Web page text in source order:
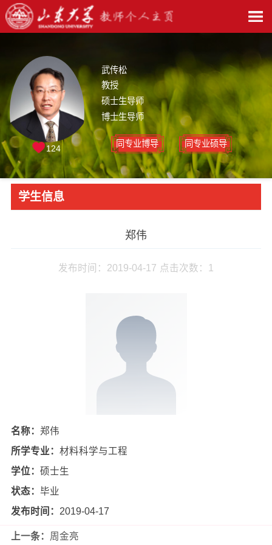
武传松
教授
硕士生导师
博士生导师
同专业博导 同专业硕导
124
学生信息
郑伟
发布时间：2019-04-17 点击次数： 1
名称： 郑伟
所学专业： 材料科学与工程
学位： 硕士生
状态： 毕业
发布时间： 2019-04-17
上一条： 周金亮